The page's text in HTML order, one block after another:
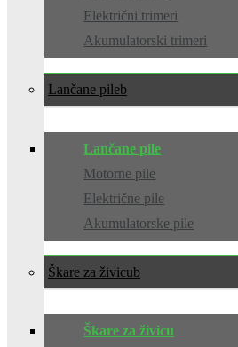
Električni trimeri
Akumulatorski trimeri
Lančane pile
Lančane pile
Motorne pile
Električne pile
Akumulatorske pile
Škare za živicu
Škare za živicu